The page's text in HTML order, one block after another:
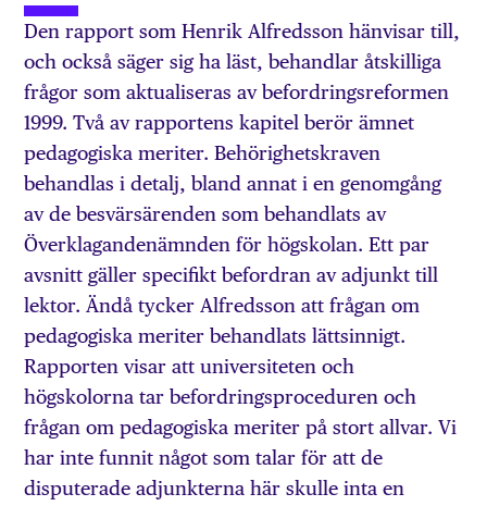
Den rapport som Henrik Alfredsson hänvisar till,
och också säger sig ha läst, behandlar åtskilliga
frågor som aktualiseras av befordringsreformen
1999. Två av rapportens kapitel berör ämnet
pedagogiska meriter. Behörighetskraven
behandlas i detalj, bland annat i en genomgång
av de besvärsärenden som behandlats av
Överklagandenämnden för högskolan. Ett par
avsnitt gäller specifikt befordran av adjunkt till
lektor. Ändå tycker Alfredsson att frågan om
pedagogiska meriter behandlats lättsinnigt.
Rapporten visar att universiteten och
högskolorna tar befordringsproceduren och
frågan om pedagogiska meriter på stort allvar. Vi
har inte funnit något som talar för att de
disputerade adjunkterna här skulle inta en